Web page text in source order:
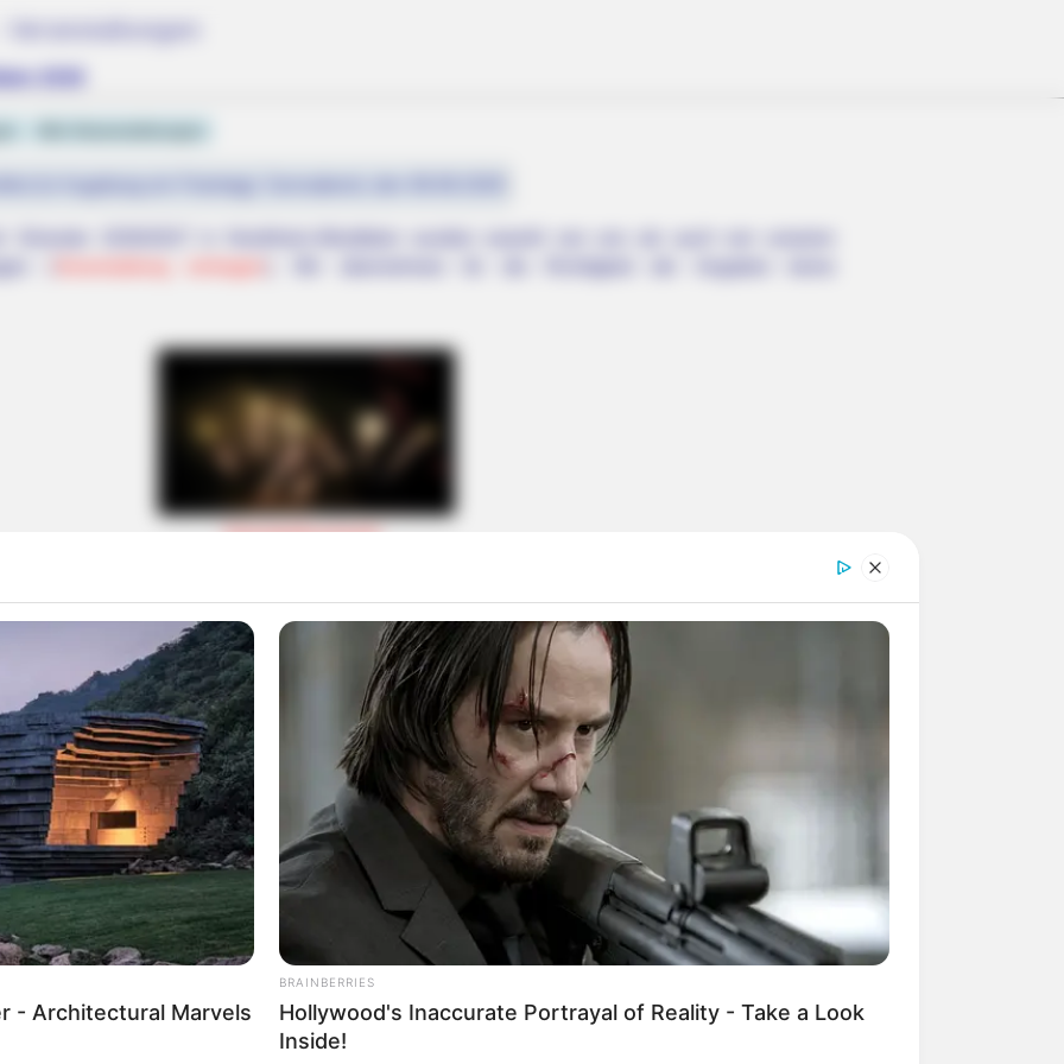
Silvesterfeuerwerk
für Silvesterveranstaltungen in Nordrhein-Westfalen vorhanden. Veranstaltungen können
werden.
in folgenden Städten in Nordrhein-Westfalen:
- Architectural Marvels
BRAINBERRIES
Hollywood's Inaccurate Portrayal of Reality - Take a Look
Inside!
She's Turning Heads